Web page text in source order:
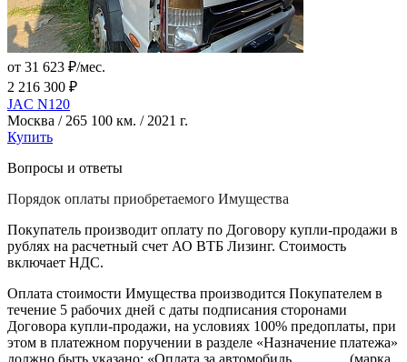
от 31 623 ₽/мес.
2 216 300 ₽
JAC N120
Москва / 265 100 км. / 2021 г.
Купить
Вопросы и ответы
Порядок оплаты приобретаемого Имущества
Покупатель производит оплату по Договору купли-продажи в
рублях на расчетный счет АО ВТБ Лизинг. Стоимость
включает НДС.
Оплата стоимости Имущества производится Покупателем в
течение 5 рабочих дней с даты подписания сторонами
Договора купли-продажи, на условиях 100% предоплаты, при
этом в платежном поручении в разделе «Назначение платежа»